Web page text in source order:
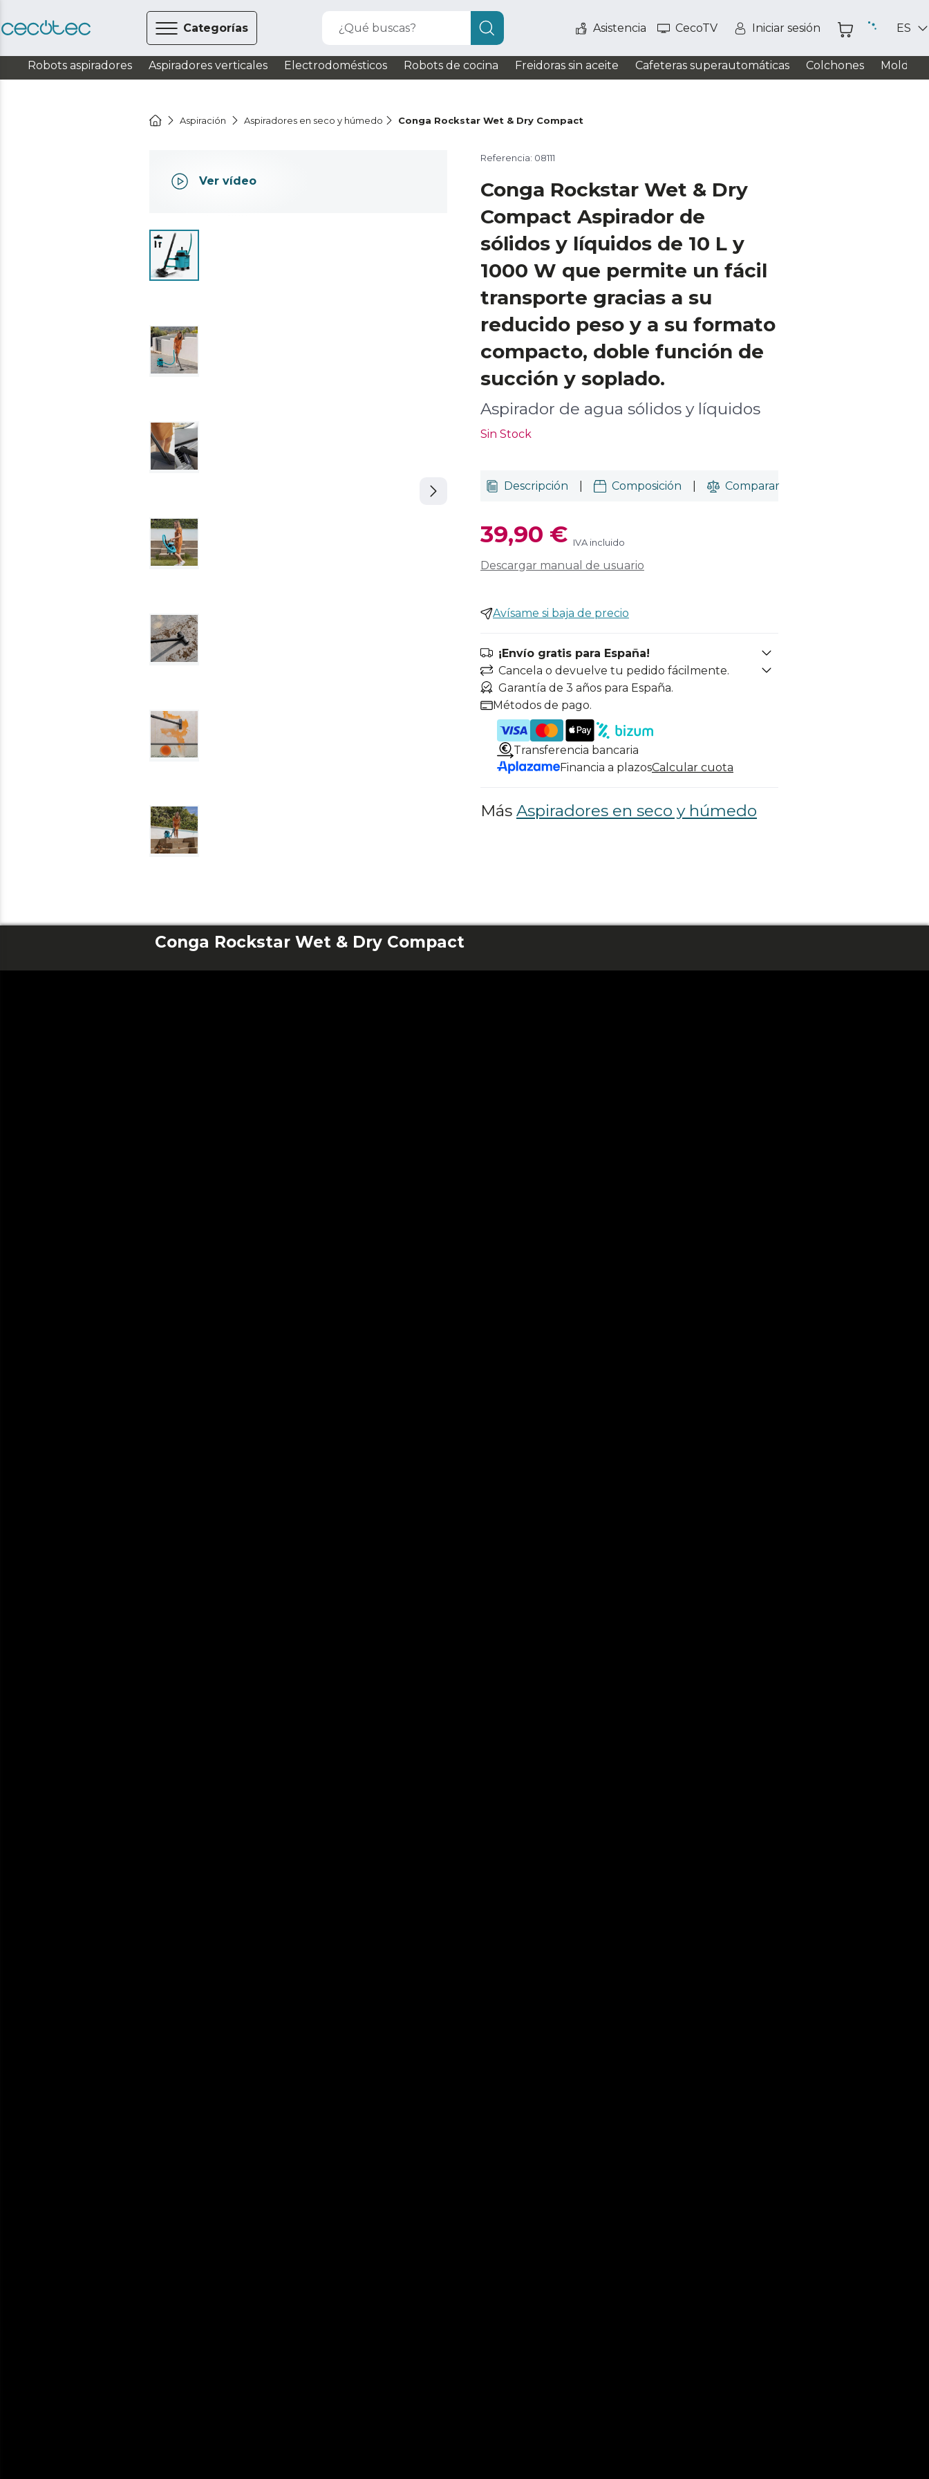
Categorías ¿Qué buscas? Asistencia CecoTV Iniciar sesión ES
Robots aspiradores Aspiradores verticales Electrodomésticos Robots de cocina Freidoras sin aceite Cafeteras superautomáticas Colchones
Aspiración Aspiradores en seco y húmedo Conga Rockstar Wet & Dry Compact
Ver vídeo
Referencia: 08111
Conga Rockstar Wet & Dry
Compact Aspirador de
sólidos y líquidos de 10 L y
1000 W que permite un fácil
transporte gracias a su
reducido peso y a su formato
compacto, doble función de
succión y soplado.
Aspirador de agua sólidos y líquidos
Sin Stock
Descripción Composición Comparar
39,90 € IVA incluido
Descargar manual de usuario
Avísame si baja de precio
¡Envío gratis para España!
Cancela o devuelve tu pedido fácilmente.
Garantía de 3 años para España.
Métodos de pago.
Transferencia bancaria
Financia a plazosCalcular cuota
Más Aspiradores en seco y húmedo
Conga Rockstar Wet & Dry Compact